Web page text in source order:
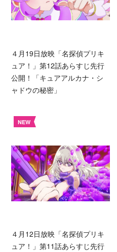
４月19日放映「名探偵プリキ
ュア！」第12話あらすじ先行
公開！「キュアアルカナ・シ
ャドウの秘密」
NEW
４月12日放映「名探偵プリキ
ュア！」第11話あらすじ先行